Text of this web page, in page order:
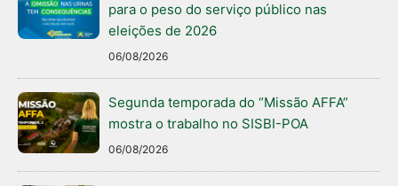
para o peso do serviço público nas
eleições de 2026
06/08/2026
Segunda temporada do “Missão AFFA”
mostra o trabalho no SISBI-POA
06/08/2026